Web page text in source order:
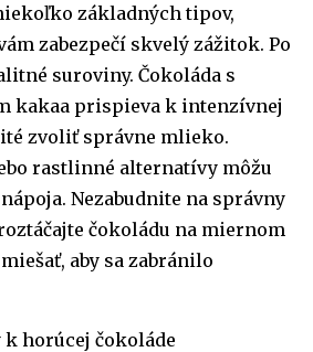
základných tipov,
zabezpečí skvelý zážitok. Po
suroviny. Čokoláda s
kakaa prispieva k intenzívnej
zvoliť správne mlieko.
rastlinné alternatívy môžu
Nezabudnite na správny
čokoládu na miernom
aby sa zabránilo
k horúcej čokoláde